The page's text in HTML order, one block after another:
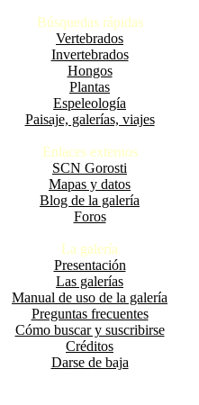
Búsquedas rápidas
Vertebrados
Invertebrados
Hongos
Plantas
Espeleología
Paisaje, galerías, viajes
Enlaces externos
SCN Gorosti
Mapas y datos
Blog de la galería
Foros
La galería
Presentación
Las galerías
Manual de uso de la galería
Preguntas frecuentes
Cómo buscar y suscribirse
Créditos
Darse de baja